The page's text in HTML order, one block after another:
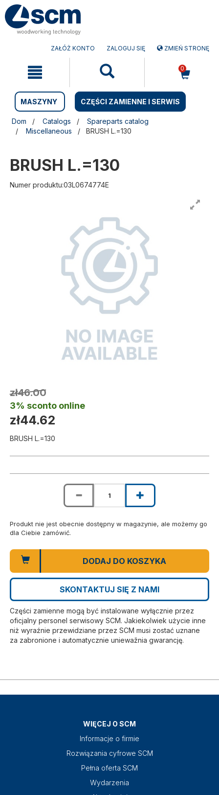
Przejdź
do
treści
Przejdź
do
menu
nawigacyjnego
ZAŁÓŻ KONTO ZALOGUJ SIĘ ZMIEŃ STRONĘ
0
MASZYNY CZĘŚCI ZAMIENNE I SERWIS
Dom Catalogs
Spareparts catalog
Miscellaneous
BRUSH L.=130
BRUSH L.=130
Numer produktu:03L0674774E
zł46.00
3% sconto online
zł44.62
BRUSH L.=130
Produkt nie jest obecnie dostępny w magazynie, ale możemy go
dla Ciebie zamówić.
DODAJ DO KOSZYKA
SKONTAKTUJ SIĘ Z NAMI
Części zamienne mogą być instalowane wyłącznie przez
oficjalny personel serwisowy SCM. Jakiekolwiek użycie inne
niż wyraźnie przewidziane przez SCM musi zostać uznane
za zabronione i automatycznie uniewažnia gwarancję.
WIĘCEJ O SCM
Informacje o firmie
Rozwiązania cyfrowe SCM
Pełna oferta SCM
Wydarzenia